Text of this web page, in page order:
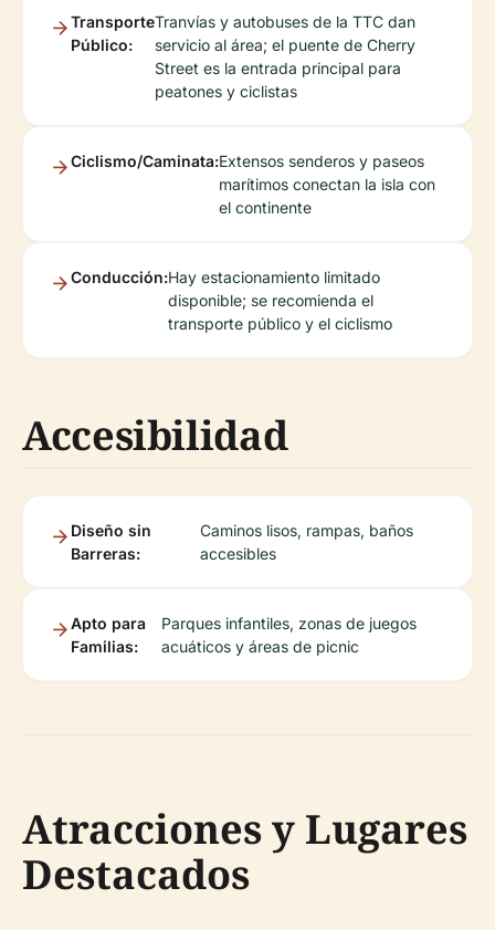
Transporte
Público:
Tranvías y autobuses de la TTC dan
servicio al área; el puente de Cherry
Street es la entrada principal para
peatones y ciclistas
Ciclismo/Caminata:Extensos senderos y paseos
marítimos conectan la isla con
el continente
Conducción:Hay estacionamiento limitado
disponible; se recomienda el
transporte público y el ciclismo
Accesibilidad
Diseño sin
Barreras:
Caminos lisos, rampas, baños
accesibles
Apto para
Familias:
Parques infantiles, zonas de juegos
acuáticos y áreas de picnic
Atracciones y Lugares
Destacados